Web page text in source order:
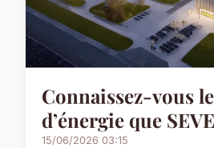
Connaissez-vous
d’énergie que
15/06/2026 03:15